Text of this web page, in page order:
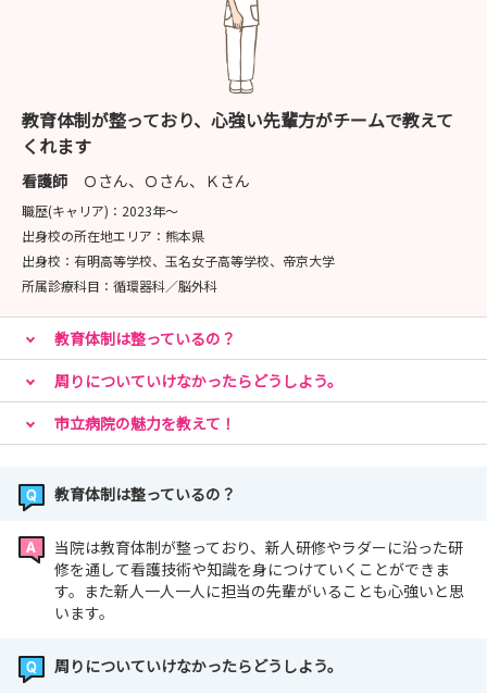
（事前にお知らせいただけるとセッティングします）
★希望される部署の見学ができるため、病院の雰囲気を体
感していただけると思います (^^♪
（希望の科などあれば教えてください）
★オンライン（Zoom）対応も可能ですので希望される方
はお申し出ください。
皆様の採用・病院見学会へのお申込みをお待ちしておりま
す！
教育体制が整っており、心強い先輩方がチームで教えて
くれます
看護師 Ｏさん、Ｏさん、Ｋさん
職歴(キャリア)： 2023年〜
出身校の所在地エリア： 熊本県
出身校： 有明高等学校、玉名女子高等学校、帝京大学
所属診療科目： 循環器科／脳外科
教育体制は整っているの？
周りについていけなかったらどうしよう。
市立病院の魅力を教えて！
教育体制は整っているの？
当院は教育体制が整っており、新人研修やラダーに沿った研
修を通して看護技術や知識を身につけていくことができま
す。また新人一人一人に担当の先輩がいることも心強いと思
います。
周りについていけなかったらどうしよう。